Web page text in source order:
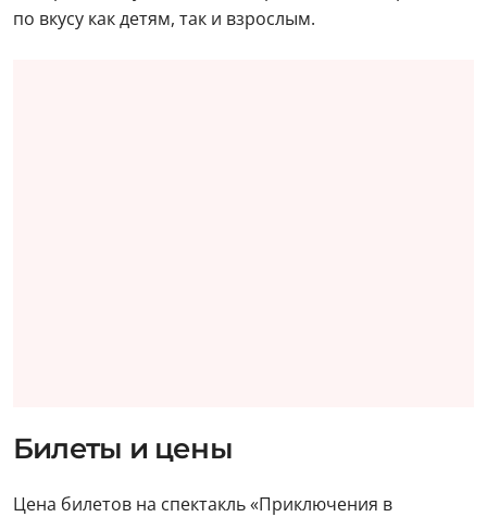
по вкусу как детям, так и взрослым.
Билеты и цены
Цена билетов на спектакль «Приключения в